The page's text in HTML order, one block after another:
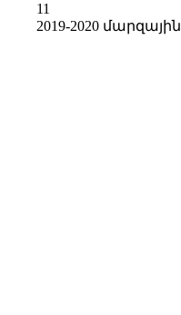
11
2019-2020 մարզային